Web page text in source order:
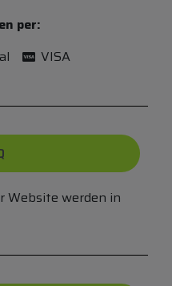
per:
VISA
Website werden in